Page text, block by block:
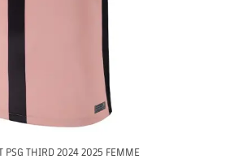
PSG THIRD 2024 2025 FEMME